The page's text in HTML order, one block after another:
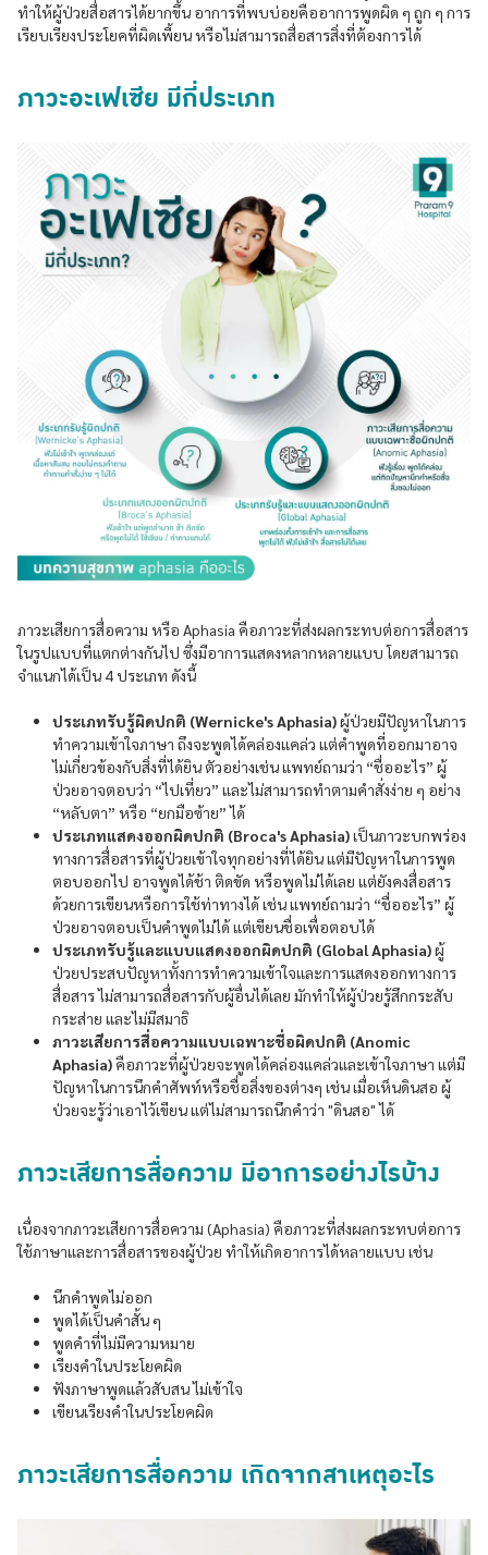
ทำให้ผู้ป่วยสื่อสารได้ยากขึ้น อาการที่พบบ่อยคืออาการพูดผิด ๆ ถูก ๆ การ
เรียบเรียงประโยคที่ผิดเพี้ยน หรือไม่สามารถสื่อสารสิ่งที่ต้องการได้
ภาวะอะเฟเซีย มีกี่ประเภท
ภาวะเสียการสื่อความ หรือ Aphasia คือภาวะที่ส่งผลกระทบต่อการสื่อสาร
ในรูปแบบที่แตกต่างกันไป ซึ่งมีอาการแสดงหลากหลายแบบ โดยสามารถ
จำแนกได้เป็น 4 ประเภท ดังนี้
ประเภทรับรู้ผิดปกติ (Wernicke's Aphasia)ผู้ป่วยมีปัญหาในการ
ทำความเข้าใจภาษา ถึงจะพูดได้คล่องแคล่ว แต่คำพูดที่ออกมาอาจ
ไม่เกี่ยวข้องกับสิ่งที่ได้ยิน ตัวอย่างเช่น แพทย์ถามว่า “ชื่ออะไร” ผู้
ป่วยอาจตอบว่า “ไปเที่ยว” และไม่สามารถทำตามคำสั่งง่าย ๆ อย่าง
“หลับตา” หรือ “ยกมือซ้าย” ได้
ประเภทแสดงออกผิดปกติ (Broca's Aphasia)เป็นภาวะบกพร่อง
ทางการสื่อสารที่ผู้ป่วยเข้าใจทุกอย่างที่ได้ยิน แต่มีปัญหาในการพูด
ตอบออกไป อาจพูดได้ช้า ติดขัด หรือพูดไม่ได้เลย แต่ยังคงสื่อสาร
ด้วยการเขียนหรือการใช้ท่าทางได้ เช่น แพทย์ถามว่า “ชื่ออะไร” ผู้
ป่วยอาจตอบเป็นคำพูดไม่ได้ แต่เขียนชื่อเพื่อตอบได้
ประเภทรับรู้และแบบแสดงออกผิดปกติ (Global Aphasia)ผู้
ป่วยประสบปัญหาทั้งการทำความเข้าใจและการแสดงออกทางการ
สื่อสาร ไม่สามารถสื่อสารกับผู้อื่นได้เลย มักทำให้ผู้ป่วยรู้สึกกระสับ
กระส่าย และไม่มีสมาธิ
ภาวะเสียการสื่อความแบบเฉพาะชื่อผิดปกติ (Anomic
Aphasia)คือภาวะที่ผู้ป่วยจะพูดได้คล่องแคล่วและเข้าใจภาษา แต่มี
ปัญหาในการนึกคำศัพท์หรือชื่อสิ่งของต่างๆ เช่น เมื่อเห็นดินสอ ผู้
ป่วยจะรู้ว่าเอาไว้เขียน แต่ไม่สามารถนึกคำว่า "ดินสอ" ได้
ภาวะเสียการสื่อความ มีอาการอย่างไรบ้าง
เนื่องจากภาวะเสียการสื่อความ (Aphasia) คือภาวะที่ส่งผลกระทบต่อการ
ใช้ภาษาและการสื่อสารของผู้ป่วย ทำให้เกิดอาการได้หลายแบบ เช่น
นึกคําพูดไม่ออก
พูดได้เป็นคำสั้น ๆ
พูดคำที่ไม่มีความหมาย
เรียงคำในประโยคผิด
ฟังภาษาพูดแล้วสับสน ไม่เข้าใจ
เขียนเรียงคำในประโยคผิด
ภาวะเสียการสื่อความ เกิดจากสาเหตุอะไร